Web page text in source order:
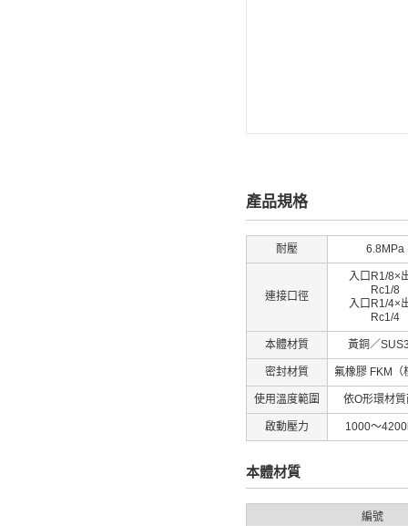
產品規格
耐壓 6.8MPa
連接口徑
入口R1/8×
Rc1/8
入口R1/4×
Rc1/4
本體材質 黃銅／
密封材質 氟橡膠 FKM（
使用溫度範圍 依O形環材
啟動壓力 1000～
本體材質
編號